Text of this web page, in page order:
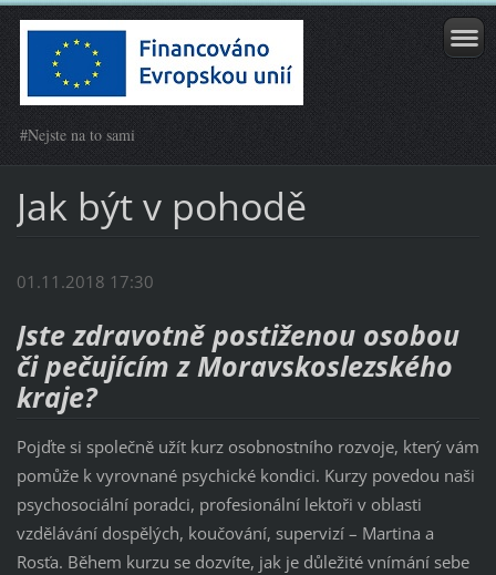
#Nejste na to sami
Jak být v pohodě
01.11.2018 17:30
Jste zdravotně postiženou osobou
či pečujícím z Moravskoslezského
kraje?
Pojďte si společně užít kurz osobnostního rozvoje, který vám
pomůže k vyrovnané psychické kondici. Kurzy povedou naši
psychosociální poradci, profesionální lektoři v oblasti
vzdělávání dospělých, koučování, supervizí – Martina a
Rosťa. Během kurzu se dozvíte, jak je důležité vnímání sebe